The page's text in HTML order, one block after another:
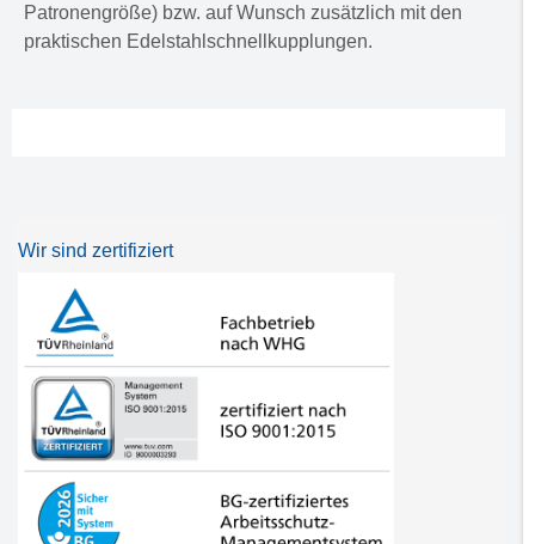
Patronengröße) bzw. auf Wunsch zusätzlich mit den
praktischen Edelstahlschnellkupplungen.
Wir sind zertifiziert